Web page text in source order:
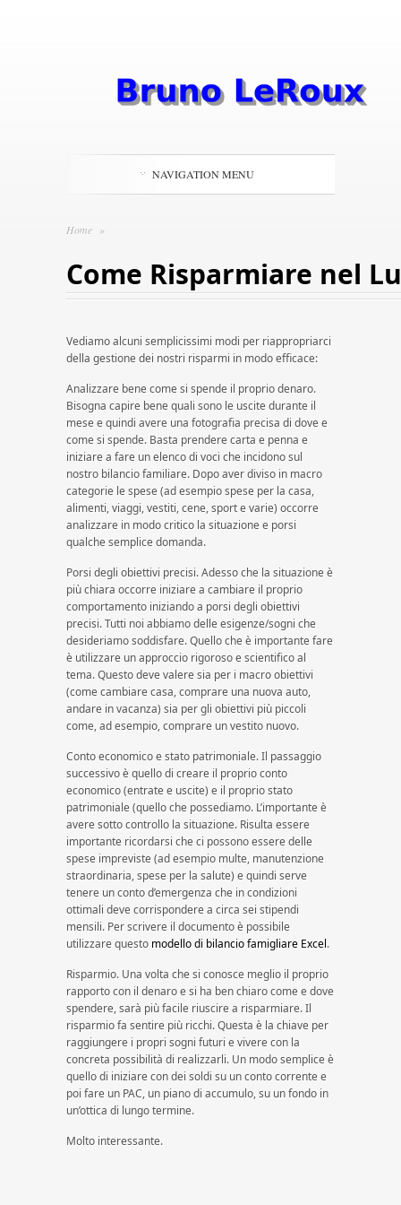
NAVIGATION MENU
Home »
Come Risparmiare nel
Vediamo alcuni semplicissimi modi per riappropriarci
della gestione dei nostri risparmi in modo efficace:
Analizzare bene come si spende il proprio denaro.
Bisogna capire bene quali sono le uscite durante il
mese e quindi avere una fotografia precisa di dove e
come si spende. Basta prendere carta e penna e
iniziare a fare un elenco di voci che incidono sul
nostro bilancio familiare. Dopo aver diviso in macro
categorie le spese (ad esempio spese per la casa,
alimenti, viaggi, vestiti, cene, sport e varie) occorre
analizzare in modo critico la situazione e porsi
qualche semplice domanda.
Porsi degli obiettivi precisi. Adesso che la situazione è
più chiara occorre iniziare a cambiare il proprio
comportamento iniziando a porsi degli obiettivi
precisi. Tutti noi abbiamo delle esigenze/sogni che
desideriamo soddisfare. Quello che è importante fare
è utilizzare un approccio rigoroso e scientifico al
tema. Questo deve valere sia per i macro obiettivi
(come cambiare casa, comprare una nuova auto,
andare in vacanza) sia per gli obiettivi più piccoli
come, ad esempio, comprare un vestito nuovo.
Conto economico e stato patrimoniale. Il passaggio
successivo è quello di creare il proprio conto
economico (entrate e uscite) e il proprio stato
patrimoniale (quello che possediamo. L’importante è
avere sotto controllo la situazione. Risulta essere
importante ricordarsi che ci possono essere delle
spese impreviste (ad esempio multe, manutenzione
straordinaria, spese per la salute) e quindi serve
tenere un conto d’emergenza che in condizioni
ottimali deve corrispondere a circa sei stipendi
mensili. Per scrivere il documento è possibile
utilizzare questo modello di bilancio famigliare Excel.
Risparmio. Una volta che si conosce meglio il proprio
rapporto con il denaro e si ha ben chiaro come e dove
spendere, sarà più facile riuscire a risparmiare. Il
risparmio fa sentire più ricchi. Questa è la chiave per
raggiungere i propri sogni futuri e vivere con la
concreta possibilità di realizzarli. Un modo semplice è
quello di iniziare con dei soldi su un conto corrente e
poi fare un PAC, un piano di accumulo, su un fondo in
un’ottica di lungo termine.
Molto interessante.